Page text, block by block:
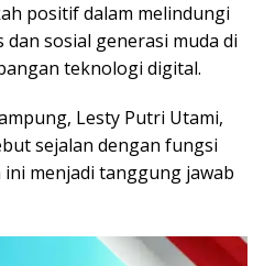
positif dalam melindungi
sosial generasi muda di
teknologi digital.
Lesty Putri Utami,
sejalan dengan fungsi
menjadi tanggung jawab